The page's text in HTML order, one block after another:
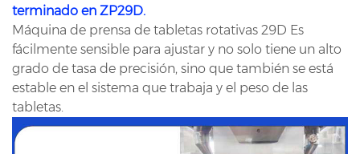
terminado en ZP29D.
Máquina de prensa de tabletas rotativas 29D Es
fácilmente sensible para ajustar y no solo tiene un alto
grado de tasa de precisión, sino que también se está
estable en el sistema que trabaja y el peso de las
tabletas.